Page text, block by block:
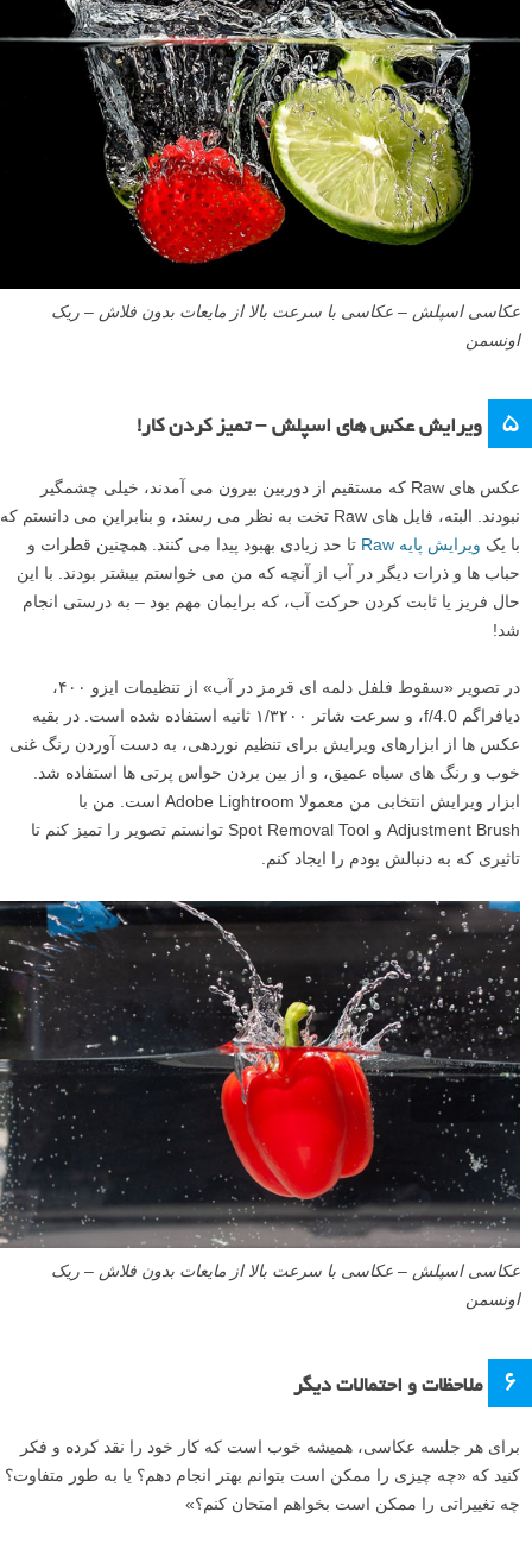
عکاسی اسپلش – عکاسی با سرعت بالا از مایعات بدون فلاش – ریک
اونسمن
۵ ویرایش عکس های اسپلش – تمیز کردن کار!
عکس های Raw که مستقیم از دوربین بیرون می آمدند، خیلی چشمگیر
نبودند. البته، فایل های Raw تخت به نظر می رسند، و بنابراین می دانستم که
با یک ویرایش پایه Raw
تا حد زیادی بهبود پیدا می کنند. همچنین قطرات و
حباب ها و ذرات دیگر در آب از آنچه که من می خواستم بیشتر بودند. با این
حال فریز یا ثابت کردن حرکت آب، که برایمان مهم بود – به درستی انجام
شد!
در تصویر «سقوط فلفل دلمه ای قرمز در آب» از تنظیمات ایزو ۴۰۰،
دیافراگم f/4.0، و سرعت شاتر ۱/۳۲۰۰ ثانیه استفاده شده است. در بقیه
عکس ها از ابزارهای ویرایش برای تنظیم نوردهی، به دست آوردن رنگ غنی
خوب و رنگ های سیاه عمیق، و از بین بردن حواس پرتی ها استفاده شد.
ابزار ویرایش انتخابی من معمولا Adobe Lightroom است. من با
Adjustment Brush و Spot Removal Tool توانستم تصویر را تمیز کنم تا
تاثیری که به دنبالش بودم را ایجاد کنم.
عکاسی اسپلش – عکاسی با سرعت بالا از مایعات بدون فلاش – ریک
اونسمن
۶ ملاحظات و احتمالات دیگر
برای هر جلسه عکاسی، همیشه خوب است که کار خود را نقد کرده و فکر
کنید که «چه چیزی را ممکن است بتوانم بهتر انجام دهم؟ یا به طور متفاوت؟
چه تغییراتی را ممکن است بخواهم امتحان کنم؟»